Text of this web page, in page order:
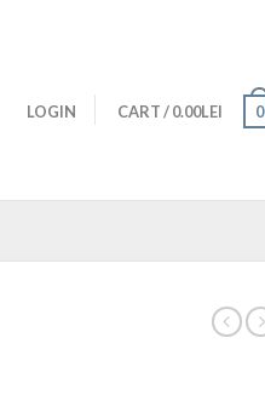
LOGIN CART/0.00LEI 0